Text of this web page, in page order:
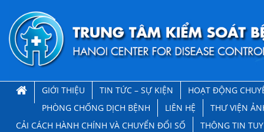
GIỚI THIỆU TIN TỨC – SỰ KIỆN
HOẠT ĐỘNG
PHÒNG CHỐNG DỊCH BỆNH
LIÊN HỆ
THƯ VIỆN
CẢI CÁCH HÀNH CHÍNH VÀ CHUYỂN ĐỔI SỐ
THÔNG TIN